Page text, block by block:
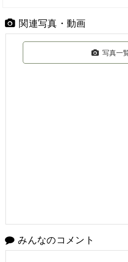
関連写真・動画
写真一
みんなのコメント